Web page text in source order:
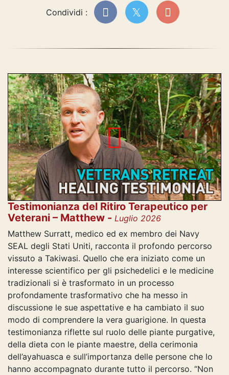
Condividi :
Testimonianza del Ritiro Terapeutico per
Veterani – Matthew - Luglio 2026
Matthew Surratt, medico ed ex membro dei Navy
SEAL degli Stati Uniti, racconta il profondo percorso
vissuto a Takiwasi. Quello che era iniziato come un
interesse scientifico per gli psichedelici e le medicine
tradizionali si è trasformato in un processo
profondamente trasformativo che ha messo in
discussione le sue aspettative e ha cambiato il suo
modo di comprendere la vera guarigione. In questa
testimonianza riflette sul ruolo delle piante purgative,
della dieta con le piante maestre, della cerimonia
dell’ayahuasca e sull’importanza delle persone che lo
hanno accompagnato durante tutto il percorso. “Non